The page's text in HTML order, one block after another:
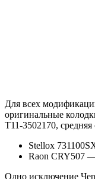
Для всех
оригинальные
T11-3502170,
Stellox
Raon CRY507
Одно исключение